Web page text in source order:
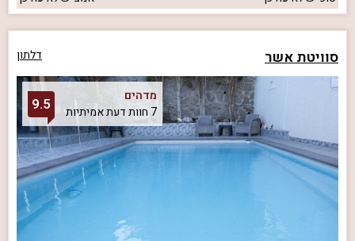
סוויטת אשר דלתון
מדהים
7 חוות דעת אמיתיות
9.5